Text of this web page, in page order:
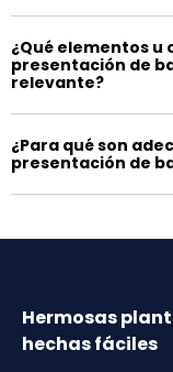
¿Qué elementos
presentación de
relevante?
¿Para qué son
presentación de
Hermosas
hechas fáciles